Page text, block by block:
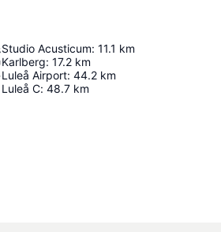
Studio Acusticum: 11.1 km
Karlberg: 17.2 km
Luleå Airport: 44.2 km
Luleå C: 48.7 km